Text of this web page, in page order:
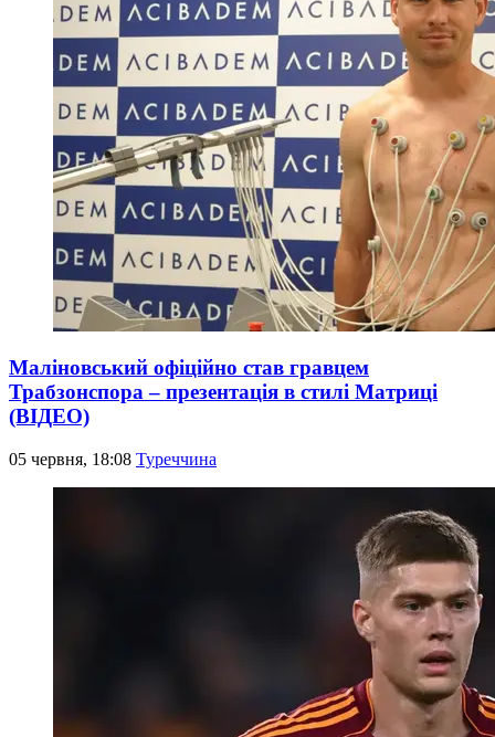
Маліновський офіційно став гравцем
Трабзонспора – презентація в стилі Матриці
(ВІДЕО)
05 червня, 18:08 Туреччина